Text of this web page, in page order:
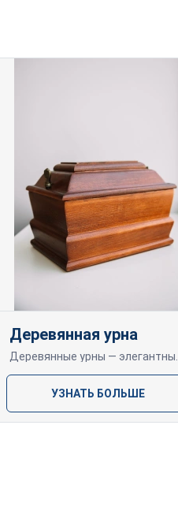
Деревянная урна
УЗНАТЬ БОЛЬШЕ